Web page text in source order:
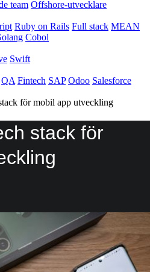
team Offshore-utvecklare
Ruby on Rails Full stack MEAN
Cobol
Swift
QA Fintech SAP Odoo Salesforce
för mobil app utveckling
stack för